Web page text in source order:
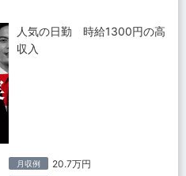
人気の日勤 時給1300円の高
収入
月収例 20.7万円